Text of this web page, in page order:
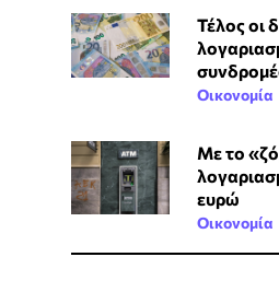
Τέλος οι
Οικονομία
Με το
ευρώ
Οικονομία